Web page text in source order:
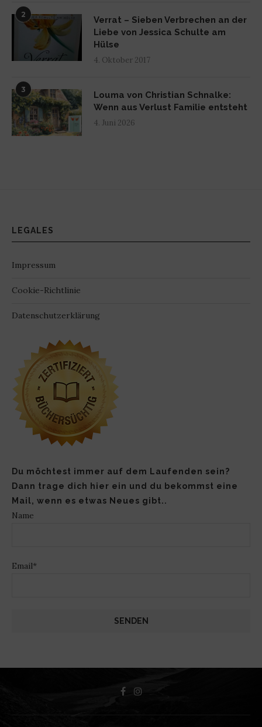
2
Verrat – Sieben Verbrechen an der
Liebe von Jessica Schulte am
Hülse
4. Oktober 2017
3
Louma von Christian Schnalke:
Wenn aus Verlust Familie entsteht
4. Juni 2026
LEGALES
Impressum
Cookie-Richtlinie
Datenschutzerklärung
Du möchtest immer auf dem Laufenden sein?
Dann trage dich hier ein und du bekommst eine
Mail, wenn es etwas Neues gibt..
Name
Email*